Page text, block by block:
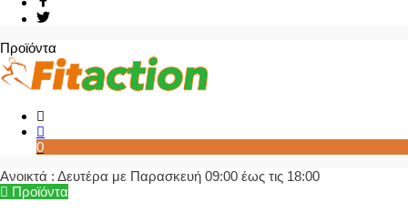
Προϊόντα
0
Ανοικτά : Δευτέρα με Παρασκευή 09:00 έως τις 18:00
Προϊόντα